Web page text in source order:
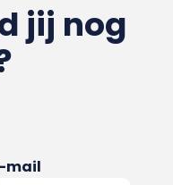
jij nog
mail